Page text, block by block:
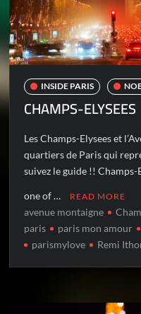
INSIDE PARIS
CHAMPS-ELYSEES
Les Champs-Elysees et
quartiers de Paris qui
suivez le guide !!
one of … READ MORE
avenue montaigne
paris
paris mon amour
parismylove
Remi